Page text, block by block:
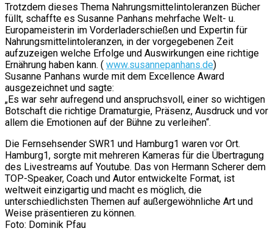
Trotzdem dieses Thema Nahrungsmittelintoleranzen Bücher
füllt, schaffte es Susanne Panhans mehrfache Welt- u.
Europameisterin im Vorderladerschießen und Expertin für
Nahrungsmittelintoleranzen, in der vorgegebenen Zeit
aufzuzeigen welche Erfolge und Auswirkungen eine richtige
Ernährung haben kann. ( www.susannepanhans.de)
Susanne Panhans wurde mit dem Excellence Award
ausgezeichnet und sagte:
„Es war sehr aufregend und anspruchsvoll, einer so wichtigen
Botschaft die richtige Dramaturgie, Präsenz, Ausdruck und vor
allem die Emotionen auf der Bühne zu verleihen“.
Die Fernsehsender SWR1 und Hamburg1 waren vor Ort.
Hamburg1, sorgte mit mehreren Kameras für die Übertragung
des Livestreams auf Youtube. Das von Hermann Scherer dem
TOP-Speaker, Coach und Autor entwickelte Format, ist
weltweit einzigartig und macht es möglich, die
unterschiedlichsten Themen auf außergewöhnliche Art und
Weise präsentieren zu können.
Foto: Dominik Pfau